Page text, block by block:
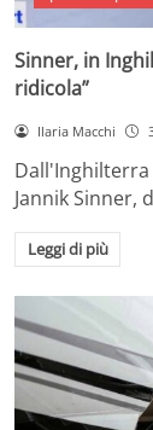
Sinner, in
ridicola”
Ilaria Macchi
Jannik
Leggi di più